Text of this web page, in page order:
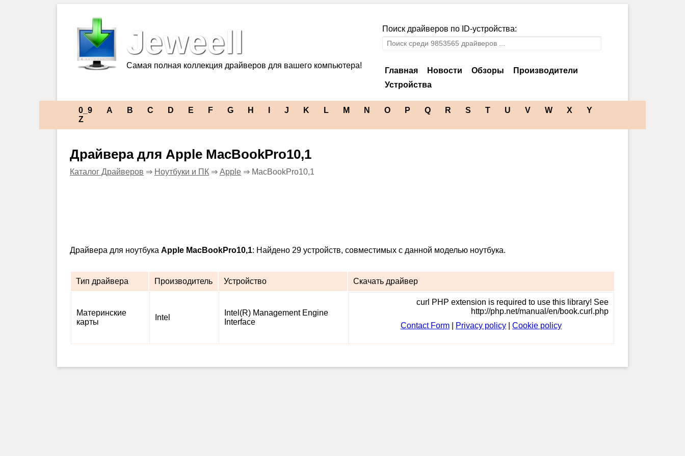
Jeweell
Самая полная коллекция драйверов для вашего компьютера!
Поиск драйверов по ID-устройства:
Главная Новости Обзоры
Производители
Устройства
0_9 A B C D E F G H J K L M N O P Q R S T U V W X
Y
Z
Драйвера для Apple MacBookPro10,1
Каталог Драйверов ⇒ Ноутбуки и ПК ⇒ Apple ⇒ MacBookPro10,1
Драйвера для ноутбука Apple MacBookPro10,1: Найдено 29 устройств, совместимых с данной моделью ноутбука.
Тип драйвера Производитель Устройство Скачать драйвер
Материнские
карты
Intel
Intel(R) Management Engine
Interface
curl PHP extension is required to use this library! See
http://php.net/manual/en/book.curl.php
Contact Form
Privacy policy Cookie policy